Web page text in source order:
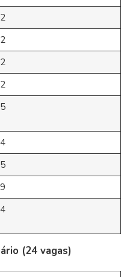
2
2
2
2
5
4
5
9
4
(24 vagas)